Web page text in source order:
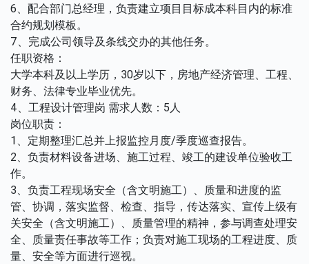
6、配合部门总经理，负责建立项目目标成本科目内的标准
合约规划模板。
7、完成公司领导及条线交办的其他任务。
任职资格：
大学本科及以上学历，30岁以下，房地产经济管理、工程、
财务、法律专业毕业优先。
4、工程设计管理岗 需求人数：5人
岗位职责：
1、定期整理汇总并上报监控月度/季度巡查报告。
2、负责材料设备进场、施工过程、竣工的建设单位验收工
作。
3、负责工程现场安全（含文明施工）、质量和进度的监
管、协调，落实监督、检查、指导，传达落实、宣传上级有
关安全（含文明施工）、质量管理的精神，参与调查处理安
全、质量责任事故等工作；负责对施工现场的工程进度、质
量、安全等方面进行巡视。